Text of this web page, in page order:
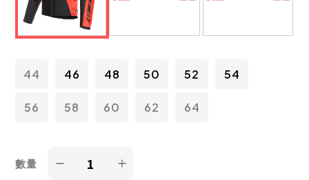
44 46 48 50 52 54
56 58 60 62 64
數量